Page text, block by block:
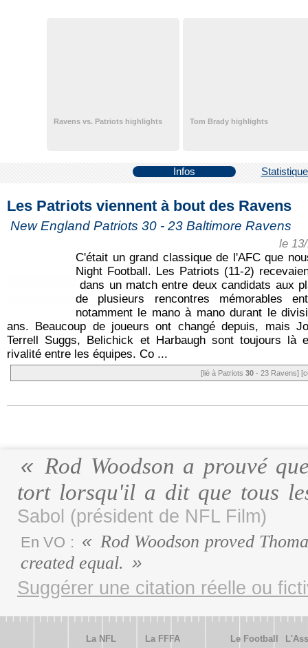
Ravens vs. Patriots highlights Tom Brady highlights
Infos
Les Patriots viennent à bout des Ravens
New England Patriots 30 - 23 Baltimore Ravens
le
C'était un grand classique de l'AFC que
Night Football. Les Patriots (11-2)
dans un match entre deux candidats aux
de plusieurs rencontres mémorables
notamment le mano à mano durant le
ans. Beaucoup de joueurs ont changé depuis, mais
Terrell Suggs, Belichick et Harbaugh sont toujours là
rivalité entre les équipes. Co ...
[lié à Patriots 30 - 23 Ravens]
Rod Woodson a prouvé
tort lorsqu'il a dit que tous
Sabol (président de NFL Film)
En VO :
Rod Woodson proved
created equal.
Suggérer une citation réelle ou
La NFL
La FFFA
Le Football